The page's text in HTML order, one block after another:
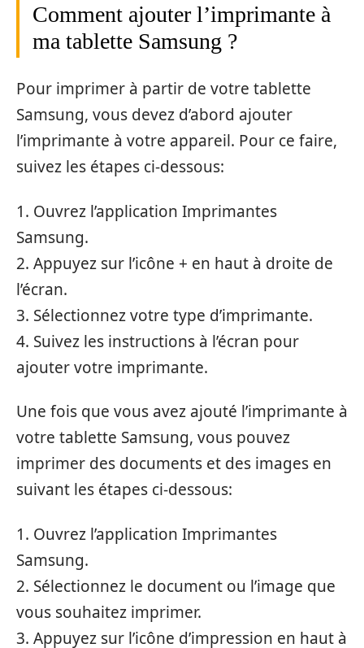
Comment ajouter l’imprimante à
ma tablette Samsung ?
Pour imprimer à partir de votre tablette
Samsung, vous devez d’abord ajouter
l’imprimante à votre appareil. Pour ce faire,
suivez les étapes ci-dessous:
1. Ouvrez l’application Imprimantes
Samsung.
2. Appuyez sur l’icône + en haut à droite de
l’écran.
3. Sélectionnez votre type d’imprimante.
4. Suivez les instructions à l’écran pour
ajouter votre imprimante.
Une fois que vous avez ajouté l’imprimante à
votre tablette Samsung, vous pouvez
imprimer des documents et des images en
suivant les étapes ci-dessous:
1. Ouvrez l’application Imprimantes
Samsung.
2. Sélectionnez le document ou l’image que
vous souhaitez imprimer.
3. Appuyez sur l’icône d’impression en haut à